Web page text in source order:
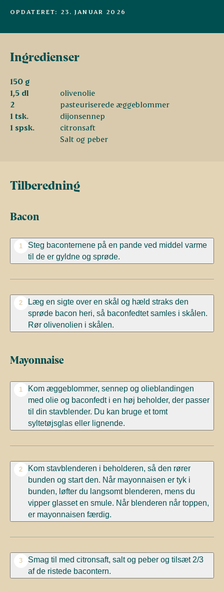
OPDATERET: 23. JANUAR 2026
Ingredienser
150 g
1,5 dl
olivenolie
2
pasteuriserede æggeblommer
1 tsk.
dijonsennep
1 spsk.
citronsaft
Salt og peber
Tilberedning
Bacon
1 Steg baconternenepå en pande ved middel varme
til de er gyldne og sprøde.
2
Læg en sigte over en skål og hæld straks den
sprøde bacon heri, så baconfedtet samles i skålen.
Rør olivenolien i skålen.
Mayonnaise
1
Kom æggeblommer, sennep og olieblandingen
med olie og baconfedt i en høj beholder, der passer
til din stavblender. Du kan bruge et tomt
syltetøjsglas eller lignende.
2
Kom stavblenderen i beholderen, så den rører
bunden og start den. Når mayonnaisen er tyk i
bunden, løfter du langsomt blenderen, mens du
vipper glasset en smule. Når blenderen når toppen,
er mayonnaisen færdig.
3
Smag til med citronsaft, salt og peber og tilsæt 2/3
af de ristede bacontern.